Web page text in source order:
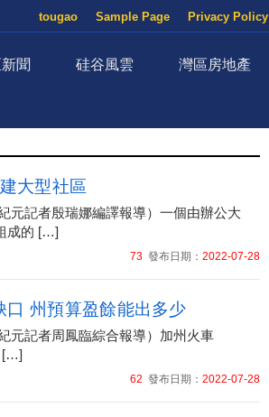
Privacy Policy
Sample Page
tougao
聞 硅谷風雲 灣區房地產
大型社區
元記者殷瑞娜編譯報導）一個由辦公大
成的 […]
73 發布日期： 2022-07-28
州預算盈餘能出多少
元記者周鳳臨綜合報導）加州火車
[…]
62 發布日期： 2022-07-28